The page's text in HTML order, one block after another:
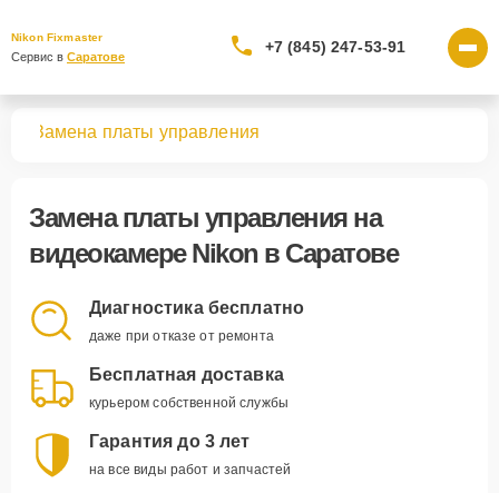
Nikon Fixmaster
Сервис в Саратове
+7 (845) 247-53-91
Замена платы управления
Замена платы управленияна
видеокамере Nikon в Саратове
Диагностика бесплатно
даже при отказе от ремонта
Бесплатная доставка
курьером собственной службы
Гарантия до 3 лет
на все виды работ и запчастей